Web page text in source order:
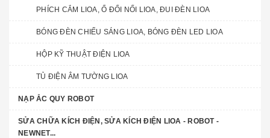
PHÍCH CẮM LIOA, Ổ ĐỔI NỐI LIOA, ĐUI ĐÈN LIOA
BÓNG ĐÈN CHIẾU SÁNG LIOA, BÓNG ĐÈN LED LIOA
HỘP KỸ THUẬT ĐIỆN LIOA
TỦ ĐIỆN ÂM TƯỜNG LIOA
NẠP ẮC QUY ROBOT
SỬA CHỮA KÍCH ĐIỆN, SỬA KÍCH ĐIỆN LIOA - ROBOT -
NEWNET...